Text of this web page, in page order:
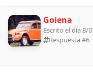
Goiena
Escrito el día 8/
Respuesta #6